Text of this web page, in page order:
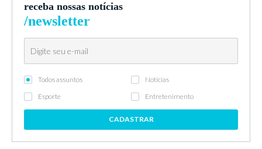
receba nossas notícias
/newsletter
Todos assuntos
Notícias
Esporte
Entretenimento
CADASTRAR